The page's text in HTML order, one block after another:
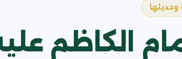
الكاظم